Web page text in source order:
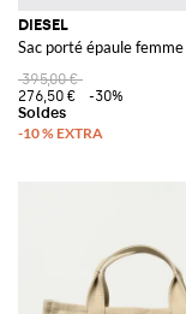
DIESEL
Sac porté épaule femme
395,00 €
276,50 €
-30%